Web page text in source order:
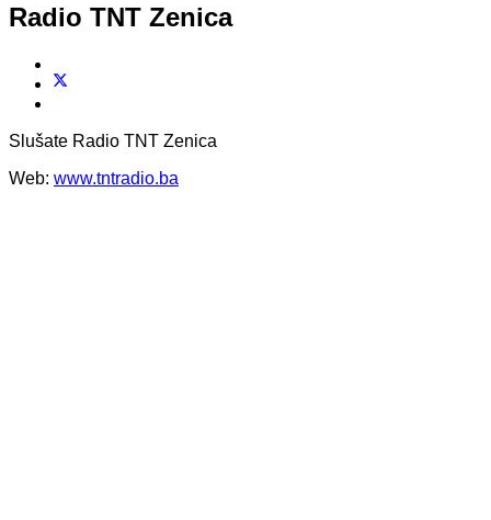
Radio TNT Zenica
Slušate Radio TNT Zenica
Web: www.tntradio.ba